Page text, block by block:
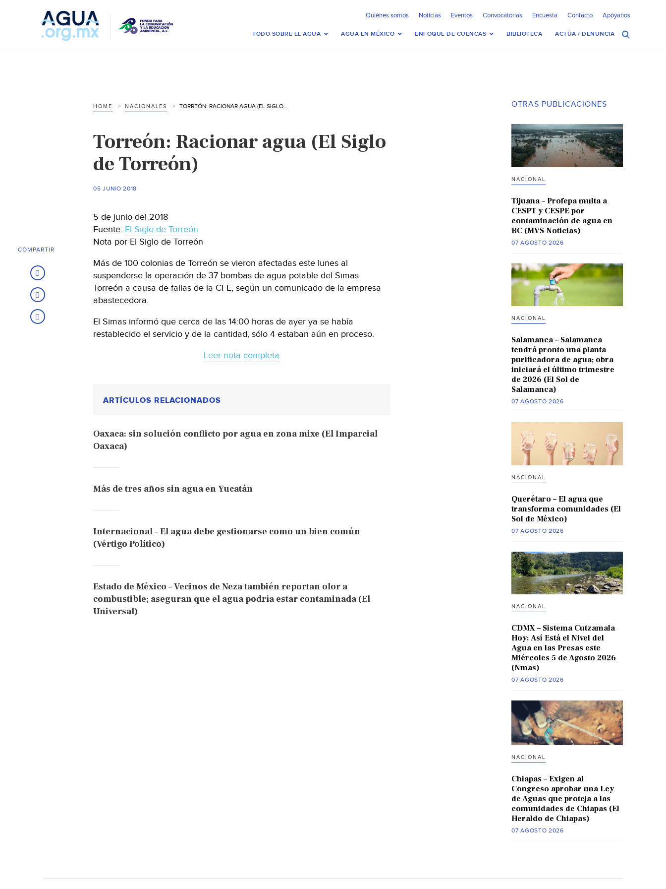
Quiénes somos Noticias Eventos Convocatorias Encuesta Contacto Apóyanos
TODO SOBRE EL AGUA AGUA EN MÉXICO ENFOQUE DE CUENCAS BIBLIOTECA ACTÚA / DENUNCIA
HOME NACIONALES TORREÓN: RACIONAR AGUA (EL SIGLO DE TORREÓN)
Torreón: Racionar agua (El Siglo
de Torreón)
05 JUNIO 2018
5 de junio del 2018
Fuente: El Siglo de Torreón
Nota por El Siglo de Torreón
Más de 100 colonias de Torreón se vieron afectadas este lunes al
suspenderse la operación de 37 bombas de agua potable del Simas
Torreón a causa de fallas de la CFE, según un comunicado de la empresa
abastecedora.
El Simas informó que cerca de las 14:00 horas de ayer ya se había
restablecido el servicio y de la cantidad, sólo 4 estaban aún en proceso.
Leer nota completa
ARTÍCULOS RELACIONADOS
Oaxaca: sin solución conflicto por agua en zona mixe (El Imparcial
Oaxaca)
Más de tres años sin agua en Yucatán
Internacional – El agua debe gestionarse como un bien común
(Vértigo Político)
Estado de México – Vecinos de Neza también reportan olor a
combustible; aseguran que el agua podría estar contaminada (El
Universal)
COMPARTIR
OTRAS PUBLICACIONES
NACIONAL
Tijuana – Profepa multa a
CESPT y CESPE por
contaminación de agua en
BC (MVS Noticias)
07 AGOSTO 2026
NACIONAL
Salamanca – Salamanca
tendrá pronto una planta
purificadora de agua; obra
iniciará el último trimestre
de 2026 (El Sol de
Salamanca)
07 AGOSTO 2026
NACIONAL
Querétaro – El agua que
transforma comunidades (El
Sol de México)
07 AGOSTO 2026
NACIONAL
CDMX – Sistema Cutzamala
Hoy: Así Está el Nivel del
Agua en las Presas este
Miércoles 5 de Agosto 2026
(Nmas)
07 AGOSTO 2026
NACIONAL
Chiapas – Exigen al
Congreso aprobar una Ley
de Aguas que proteja a las
comunidades de Chiapas (El
Heraldo de Chiapas)
07 AGOSTO 2026